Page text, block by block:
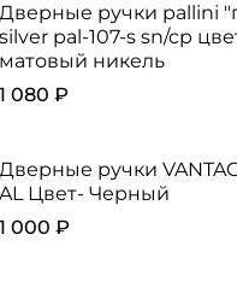
Дверные ручки pallini
silver pal-107-s sn/cp
матовый никель
1 080 ₽
Дверные ручки
AL Цвет- Черный
1 000 ₽